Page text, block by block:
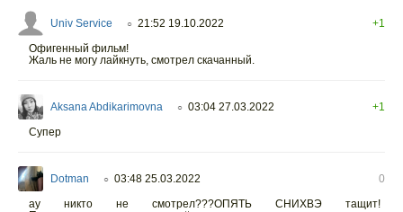
Univ Service ○ 21:52 19.10.2022
+1
Офигенный фильм!
Жаль не могу лайкнуть, смотрел скачанный.
Aksana Abdikarimovna ○ 03:04 27.03.2022
+1
Супер
Dotman ○ 03:48 25.03.2022
0
ау никто не смотрел???ОПЯТЬ СНИХВЭ тащит!